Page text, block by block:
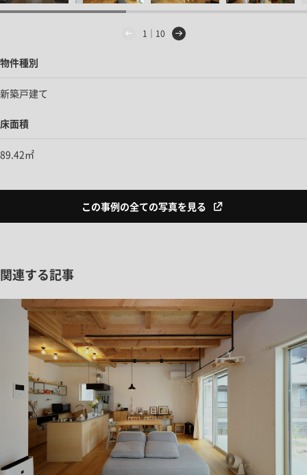
1｜10
物件種別
新築戸建て
床面積
89.42㎡
この事例の全ての写真を見る
関連する記事